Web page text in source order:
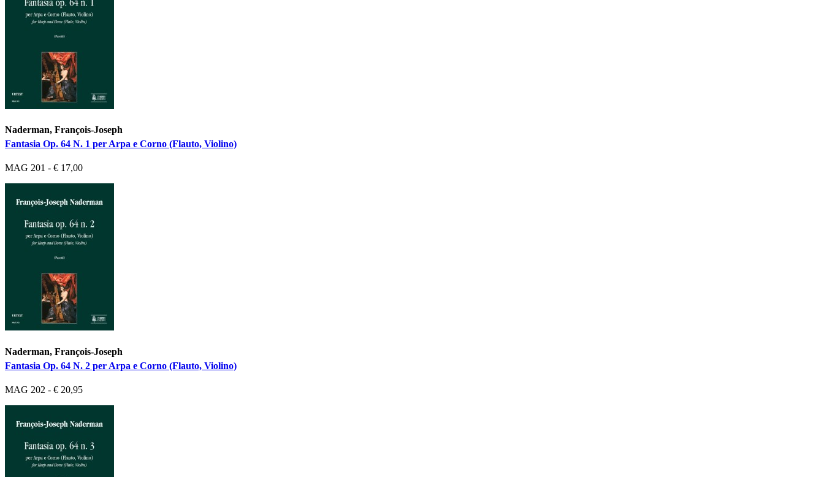
Naderman, François-Joseph
Fantasia Op. 64 N. 1 per Arpa e Corno (Flauto, Violino)
MAG 201 - € 17,00
Naderman, François-Joseph
Fantasia Op. 64 N. 2 per Arpa e Corno (Flauto, Violino)
MAG 202 - € 20,95